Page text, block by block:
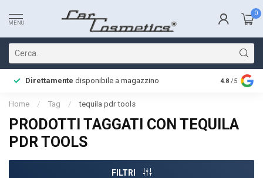
MENU
0
Direttamente disponibile a magazzino Consegna
4.8 /5
Home / Tag / tequila pdr tools
PRODOTTI TAGGATI CON TEQUILA
PDR TOOLS
FILTRI